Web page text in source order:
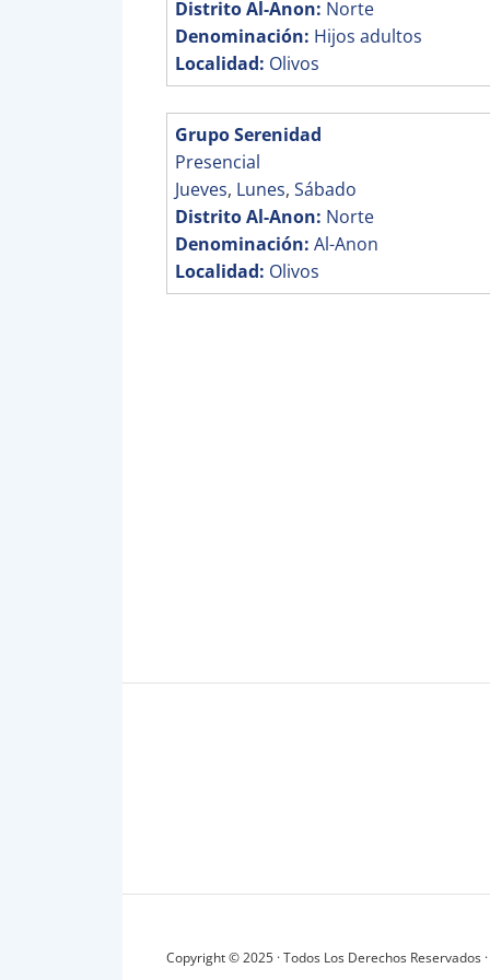
Distrito Al-Anon: Norte
Denominación: Hijos adultos
Localidad: Olivos
Grupo Serenidad
Presencial
Jueves, Lunes, Sábado
Distrito Al-Anon: Norte
Denominación: Al-Anon
Localidad: Olivos
Copyright © 2025 · Todos Los Derechos Reservados